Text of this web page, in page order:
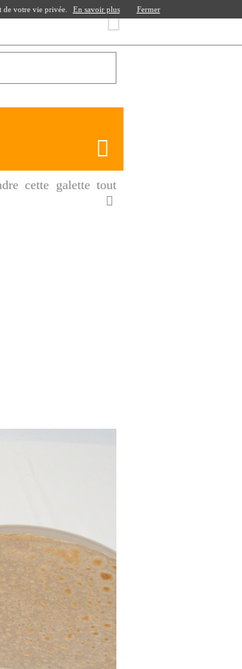
cette galette tout
de votre vie privée. En savoir plus Fermer